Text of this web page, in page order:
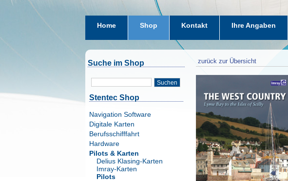
Home Shop Kontakt Ihre Angaben
Suche im Shop
Suchen
Stentec Shop
Navigation Software
Digitale Karten
Berufsschifffahrt
Hardware
Pilots & Karten
Delius Klasing-Karten
Imray-Karten
Pilots
zurück zur Übersicht